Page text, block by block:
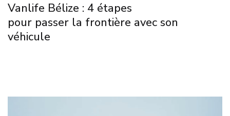
Vanlife Bélize : 4 étapes
pour passer la frontière avec son
véhicule